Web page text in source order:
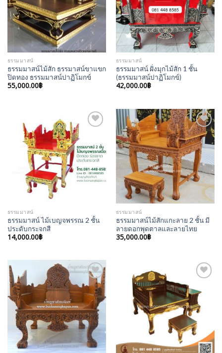
ธรรมมาสน์
ธรรมมาสน์ไม้สัก ธรรมาสน์ขาแขก
ปิดทอง ธรรมมาสน์ปาฏิโมกข์
55,000.00฿
ธรรมมาสน์
ธรรมมาสน์ ฝั่งมุกไม้สัก 1 ชั้น
(ธรรมมาสน์ปาฏิโมกข์)
42,000.00฿
ธรรมมาสน์
ธรรมมาสน์ ไม้เบญจพรรณ 2 ชั้น
ประดับกระจกสี
14,000.00฿
Add to
Wishlist
ธรรมมาสน์
ธรรมมาสน์ไม้สักแกะลาย 2 ชั้น มี
ลายดอกพุดตาลและลายไทย
35,000.00฿
Add to
Wishlist
Wishlist